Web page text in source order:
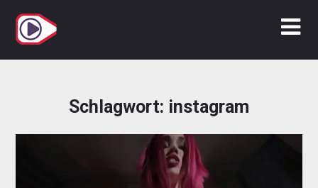
Inhalt
springen
Schlagwort: instagram